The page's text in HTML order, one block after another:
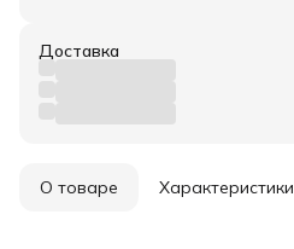
Доставка
О товаре Характеристики